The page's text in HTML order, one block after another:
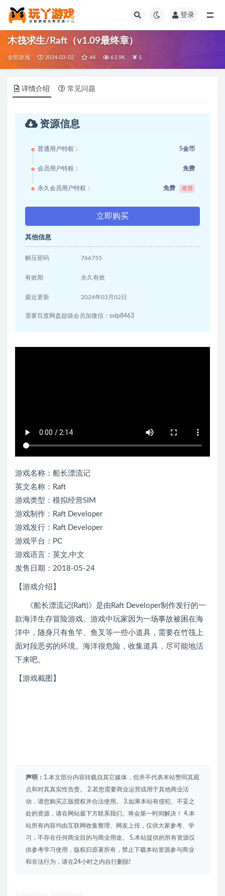
登录
木筏求生/Raft（v1.09最终章）
全部游戏 2024-03-02 44 63.9K 5
详情介绍 常见问题
资源信息
普通用户特权： 5金币
会员用户特权： 免费
永久会员用户特权： 免费 推荐
立即购买
其他信息
解压密码 766755
有效期 永久有效
最近更新 2024年03月02日
需要百度网盘超级会员加微信：svip8463
游戏名称：船长漂流记
英文名称：Raft
游戏类型：模拟经营SIM
游戏制作：Raft Developer
游戏发行：Raft Developer
游戏平台：PC
游戏语言：英文,中文
发售日期：2018-05-24
【游戏介绍】
《船长漂流记(Raft)》是由Raft Developer制作发行的一
款海洋生存冒险游戏。游戏中玩家因为一场事故被困在海
洋中，随身只有鱼竿、鱼叉等一些小道具，需要在竹筏上
面对段恶劣的环境。海洋很危险，收集道具，尽可能地活
下来吧。
【游戏截图】
声明： 1.本文部分内容转载自其它媒体，但并不代表本站赞同其观
点和对其真实性负责。 2.若您需要商业运营或用于其他商业活
动，请您购买正版授权并合法使用。 3.如果本站有侵犯、不妥之
处的资源，请在网站最下方联系我们。将会第一时间解决！ 4.本
站所有内容均由互联网收集整理、网友上传，仅供大家参考、学
习，不存在任何商业目的与商业用途。 5.本站提供的所有资源仅
供参考学习使用，版权归原著所有，禁止下载本站资源参与商业
和非法行为，请在24小时之内自行删除!